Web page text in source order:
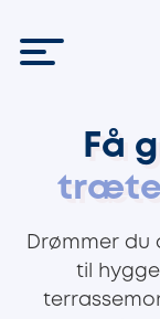
Få
Drømmer du
til